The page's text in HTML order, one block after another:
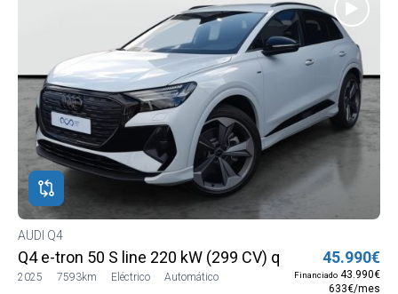
AUDI Q4
Q4 e-tron 50 S line 220 kW (299 CV) quattro
2025 7593km Eléctrico Automático
45.990€
Financiado 43.990€
633€/mes